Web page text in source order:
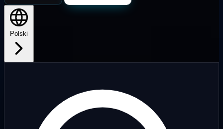
Polski